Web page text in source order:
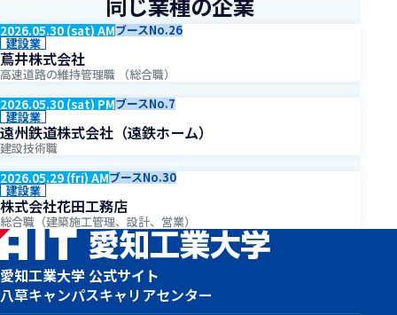
2026.05.30 (sat) AMブースNo.26
建設業
蔦井株式会社
高速道路の維持管理職 （総合職）
2026.05.30 (sat) PMブースNo.7
建設業
遠州鉄道株式会社（遠鉄ホーム）
建設技術職
2026.05.29 (fri) AMブースNo.30
建設業
株式会社花田工務店
総合職（建築施工管理、設計、営業）
愛知工業大学 公式サイト
八草キャンパスキャリアセンター